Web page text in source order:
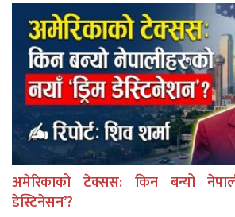
अमेरिकाको टेक्सस: किन बन्यो
डेस्टिनेसन’?